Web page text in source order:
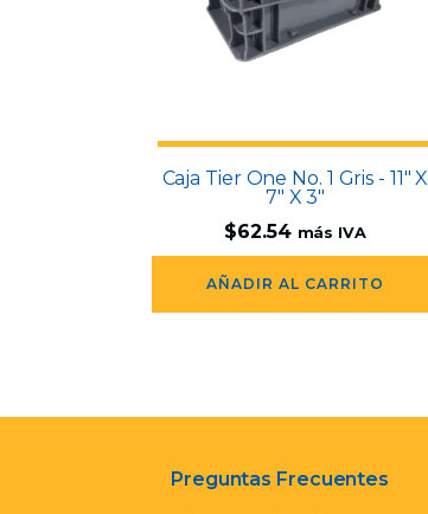
Caja Tier One No. 1 Gris - 11" X
7" X 3"
$62.54 más IVA
AÑADIR AL CARRITO
Preguntas Frecuentes